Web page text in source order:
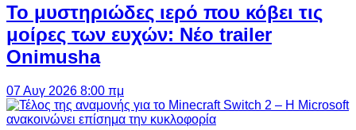
Το μυστηριώδες ιερό που κόβει τις
μοίρες των ευχών: Νέο trailer
Onimusha
07 Αυγ 2026 8:00 πμ